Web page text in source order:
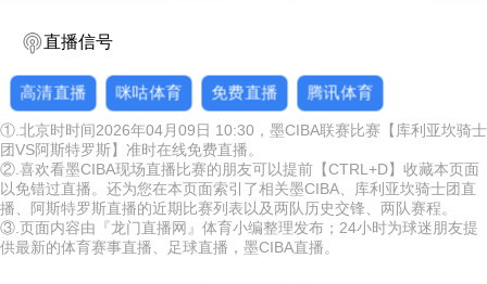
直播信号
高清直播 咪咕体育 免费直播 腾讯体育
①.北京时时间2026年04月09日 10:30，墨CIBA联赛比赛【库利亚坎骑士
团VS阿斯特罗斯】准时在线免费直播。
②.喜欢看墨CIBA现场直播比赛的朋友可以提前【CTRL+D】收藏本页面
以免错过直播。还为您在本页面索引了相关墨CIBA、库利亚坎骑士团直
播、阿斯特罗斯直播的近期比赛列表以及两队历史交锋、两队赛程。
③.页面内容由『龙门直播网』体育小编整理发布；24小时为球迷朋友提
供最新的体育赛事直播、足球直播，墨CIBA直播。